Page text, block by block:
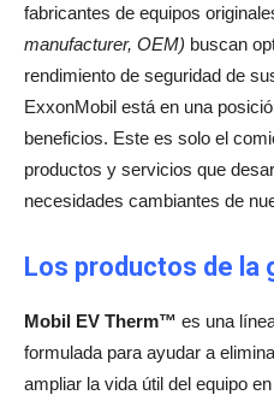
fabricantes de equipos
manufacturer, OEM) buscan
rendimiento de seguridad de
ExxonMobil está en una
beneficios. Este es solo el
productos y servicios que
necesidades cambiantes de
Los productos de la
Mobil EV Therm™ es una
formulada para ayudar a
ampliar la vida útil del equipo